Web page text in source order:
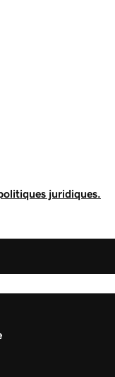
juridiques.